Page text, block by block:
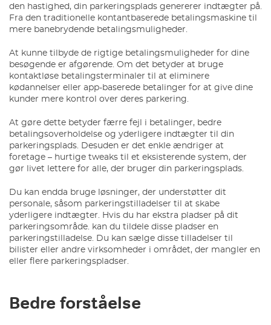
den hastighed, din parkeringsplads genererer indtægter på.
Fra den traditionelle kontantbaserede betalingsmaskine til
mere banebrydende betalingsmuligheder.
At kunne tilbyde de rigtige betalingsmuligheder for dine
besøgende er afgørende. Om det betyder at bruge
kontaktløse betalingsterminaler til at eliminere
kødannelser eller app-baserede betalinger for at give dine
kunder mere kontrol over deres parkering.
At gøre dette betyder færre fejl i betalinger, bedre
betalingsoverholdelse og yderligere indtægter til din
parkeringsplads. Desuden er det enkle ændriger at
foretage – hurtige tweaks til et eksisterende system, der
gør livet lettere for alle, der bruger din parkeringsplads.
Du kan endda bruge løsninger, der understøtter dit
personale, såsom parkeringstilladelser til at skabe
yderligere indtægter. Hvis du har ekstra pladser på dit
parkeringsområde. kan du tildele disse pladser en
parkeringstilladelse. Du kan sælge disse tilladelser til
bilister eller andre virksomheder i området, der mangler en
eller flere parkeringspladser.
Bedre forståelse